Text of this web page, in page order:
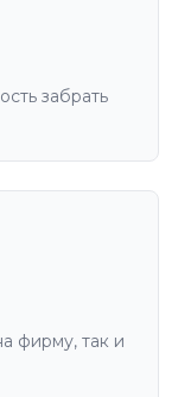
забрать
фирму, так и